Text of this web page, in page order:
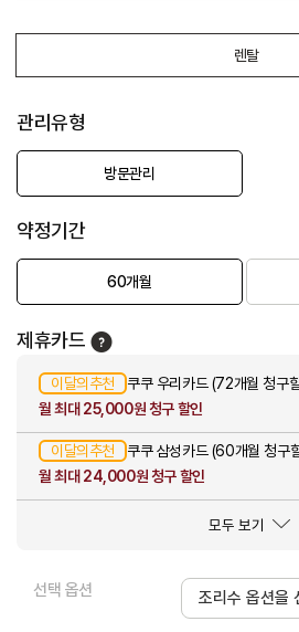
렌탈
관리유형
방문관리
약정기간
60개월
제휴카드
이달의추천
쿠쿠 우리카드 (72개월 청구
월 최대 25,000원 청구 할인
이달의추천
쿠쿠 삼성카드 (60개월 청구
월 최대 24,000원 청구 할인
모두 보기
선택 옵션